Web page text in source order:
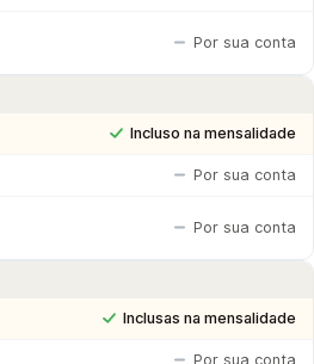
Por sua conta
Incluso na mensalidade
Por sua conta
Por sua conta
Inclusas na mensalidade
Por sua conta